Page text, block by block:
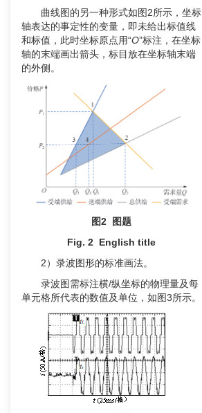
曲线图的另一种形式如图2所示，坐标
轴表达的事定性的变量，即未给出标值线
和标值，此时坐标原点用“O”标注，在坐标
轴的末端画出箭头，标目放在坐标轴末端
的外侧。
图2 图题
Fig. 2 English title
2）录波图形的标准画法。
录波图需标注横/纵坐标的物理量及每
单元格所代表的数值及单位，如图3所示。